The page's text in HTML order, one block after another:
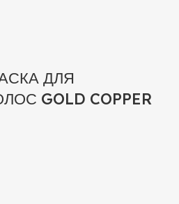
ДЛЯ
GOLD COPPER